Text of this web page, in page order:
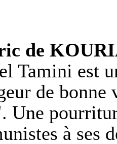
de
Tamini est
de bonne
Une
à ses